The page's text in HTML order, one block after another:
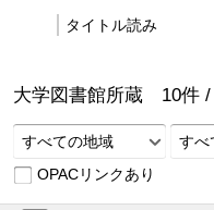
タイトル読み
大学図書館所蔵 10件 /
すべての地域
すべ
OPACリンクあり